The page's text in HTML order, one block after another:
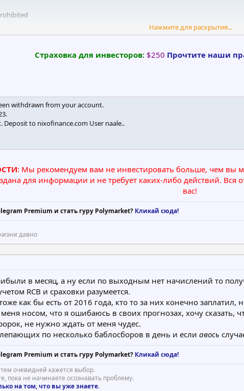
domains)
domains)
domains)
domains)
Purposes
for Privacy ehf
guard Corp
Нажмите для раскрытия...
Cтраховка для инвесторов: $250 Прочтите наши
withdrawn from your account.
Deposit to nixofinance.com User naale..
: Мы рекомендуем вам не инвестировать больше, чем вы
для информации и не требует каких-либо действий. Вся
вас!​
Premium и стать гуру Polymarket? Кликай сюда!
давно
в месяц, а ну если по выходным нет начислений то
RCB и сраховки разумеется.
как бы есть от 2016 года, кто то за них конечно заплатил,
носом, что я ошибаюсь в своих прогнозах, хочу
не нужно ждать от меня чудес.
по несколько баблосборов в день и если авось
Premium и стать гуру Polymarket? Кликай сюда!
очевидней кажется выбор.
пока не начинаете осознавать проблему.
на том, что вы уже знаете.